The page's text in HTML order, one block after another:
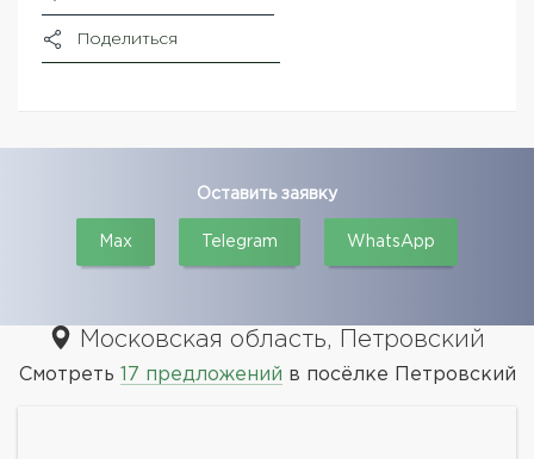
Поделиться
Оставить заявку
Max Telegram WhatsApp
Московская область, Петровский
Смотреть 17 предложений в посёлке Петровский